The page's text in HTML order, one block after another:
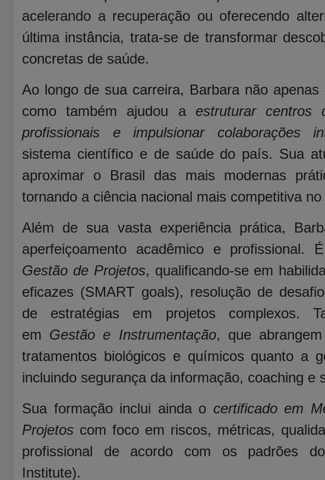
acelerando a recuperação ou oferecendo
última instância, trata-se de transformar
concretas de saúde.
Ao longo de sua carreira, Barbara não apenas
como também ajudou a estruturar centros
profissionais e impulsionar colaborações
sistema científico e de saúde do país. Sua
aproximar o Brasil das mais modernas
tornando a ciência nacional mais competitiva
Além de sua vasta experiência prática,
aperfeiçoamento acadêmico e profissional.
Gestão de Projetos, qualificando-se em
eficazes (SMART goals), resolução de
de estratégias em projetos complexos.
em Gestão e Instrumentação, que
tratamentos biológicos e químicos quanto a
incluindo segurança da informação, coaching e
Sua formação inclui ainda o certificado em
Projetos com foco em riscos, métricas,
profissional de acordo com os padrões
Institute).